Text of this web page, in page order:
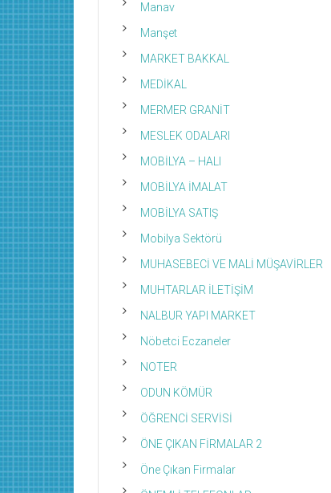
Manav
Manşet
MARKET BAKKAL
MEDİKAL
MERMER GRANİT
MESLEK ODALARI
MOBİLYA – HALI
MOBİLYA İMALAT
MOBİLYA SATIŞ
Mobilya Sektörü
MUHASEBECİ VE MALİ MÜŞAVİRLER
MUHTARLAR İLETİŞİM
NALBUR YAPI MARKET
Nöbetci Eczaneler
NOTER
ODUN KÖMÜR
ÖĞRENCİ SERVİSİ
ÖNE ÇIKAN FİRMALAR 2
Öne Çıkan Firmalar